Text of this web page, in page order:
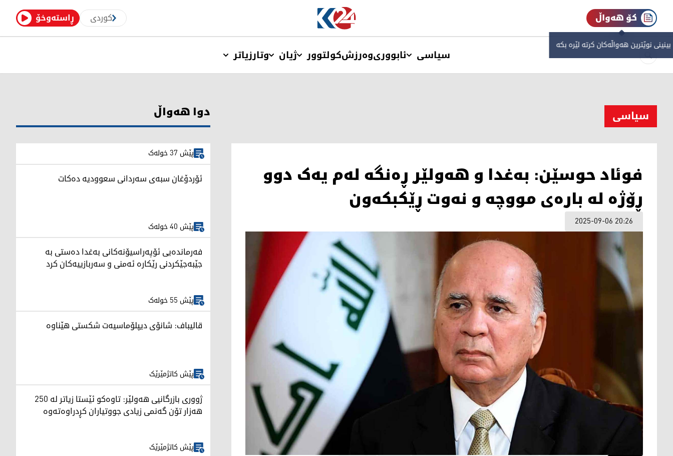
ڕاستەوخۆ کوردی کۆ هەواڵ
نوێترین هەواڵەکان کرتە لێرە بکە
سیاسی ئابووریوەرزشکولتوور ژیان وتارزیاتر
سیاسی
فوئاد حوسێن: به‌غدا و هه‌ولێر ڕەنگه‌ لەم یەک دوو
ڕۆژە له‌ باره‌ی مووچه‌ و نه‌وت ڕێكبكه‌ون
2025-09-06 20:26
دوا هەواڵ
پێش 37 خولەک
ئۆردۆغان سبەی سەردانی سعوودیە دەکات
پێش 40 خولەک
فەرماندەیی ئۆپەراسیۆنەکانی بەغدا دەستی بە
جێبەجێکردنی رێکارە ئەمنی و سەربازییەکان کرد
پێش 55 خولەک
قالیباف: شانۆی دیپلۆماسیەت شکستی هێناوە
پێش کاتژمێرێک
ژووری بازرگانیی هەولێر: تاوەکو ئێستا زیاتر لە 250
هەزار تۆن گەنمی زیادی جووتیاران کڕدراوەتەوە
پێش کاتژمێرێک